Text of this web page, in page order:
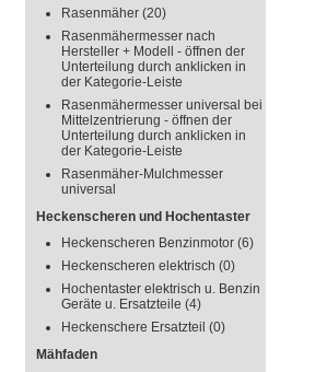
Rasenmäher (20)
Rasenmähermesser nach
Hersteller + Modell - öffnen der
Unterteilung durch anklicken in
der Kategorie-Leiste
Rasenmähermesser universal bei
Mittelzentrierung - öffnen der
Unterteilung durch anklicken in
der Kategorie-Leiste
Rasenmäher-Mulchmesser
universal
Heckenscheren und Hochentaster
Heckenscheren Benzinmotor (6)
Heckenscheren elektrisch (0)
Hochentaster elektrisch u. Benzin
Geräte u. Ersatzteile (4)
Heckenschere Ersatzteil (0)
Mähfaden